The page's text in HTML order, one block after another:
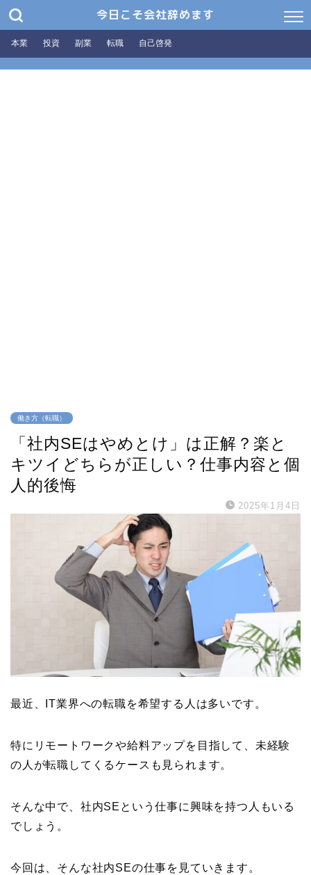
今日こそ会社辞めます
本業 投資 副業 転職 自己啓発
働き方（転職）
「社内SEはやめとけ」は正解？楽と
キツイどちらが正しい？仕事内容と個
人的後悔
2025年1月4日
最近、IT業界への転職を希望する人は多いです。
特にリモートワークや給料アップを目指して、未経験
の人が転職してくるケースも見られます。
そんな中で、社内SEという仕事に興味を持つ人もいる
でしょう。
今回は、そんな社内SEの仕事を見ていきます。